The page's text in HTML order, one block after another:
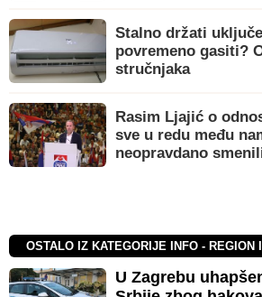
Stalno držati
povremeno gasiti?
stručnjaka
Rasim Ljajić o
sve u redu među
neopravdano
OSTALO IZ KATEGORIJE INFO - REGION
U Zagrebu